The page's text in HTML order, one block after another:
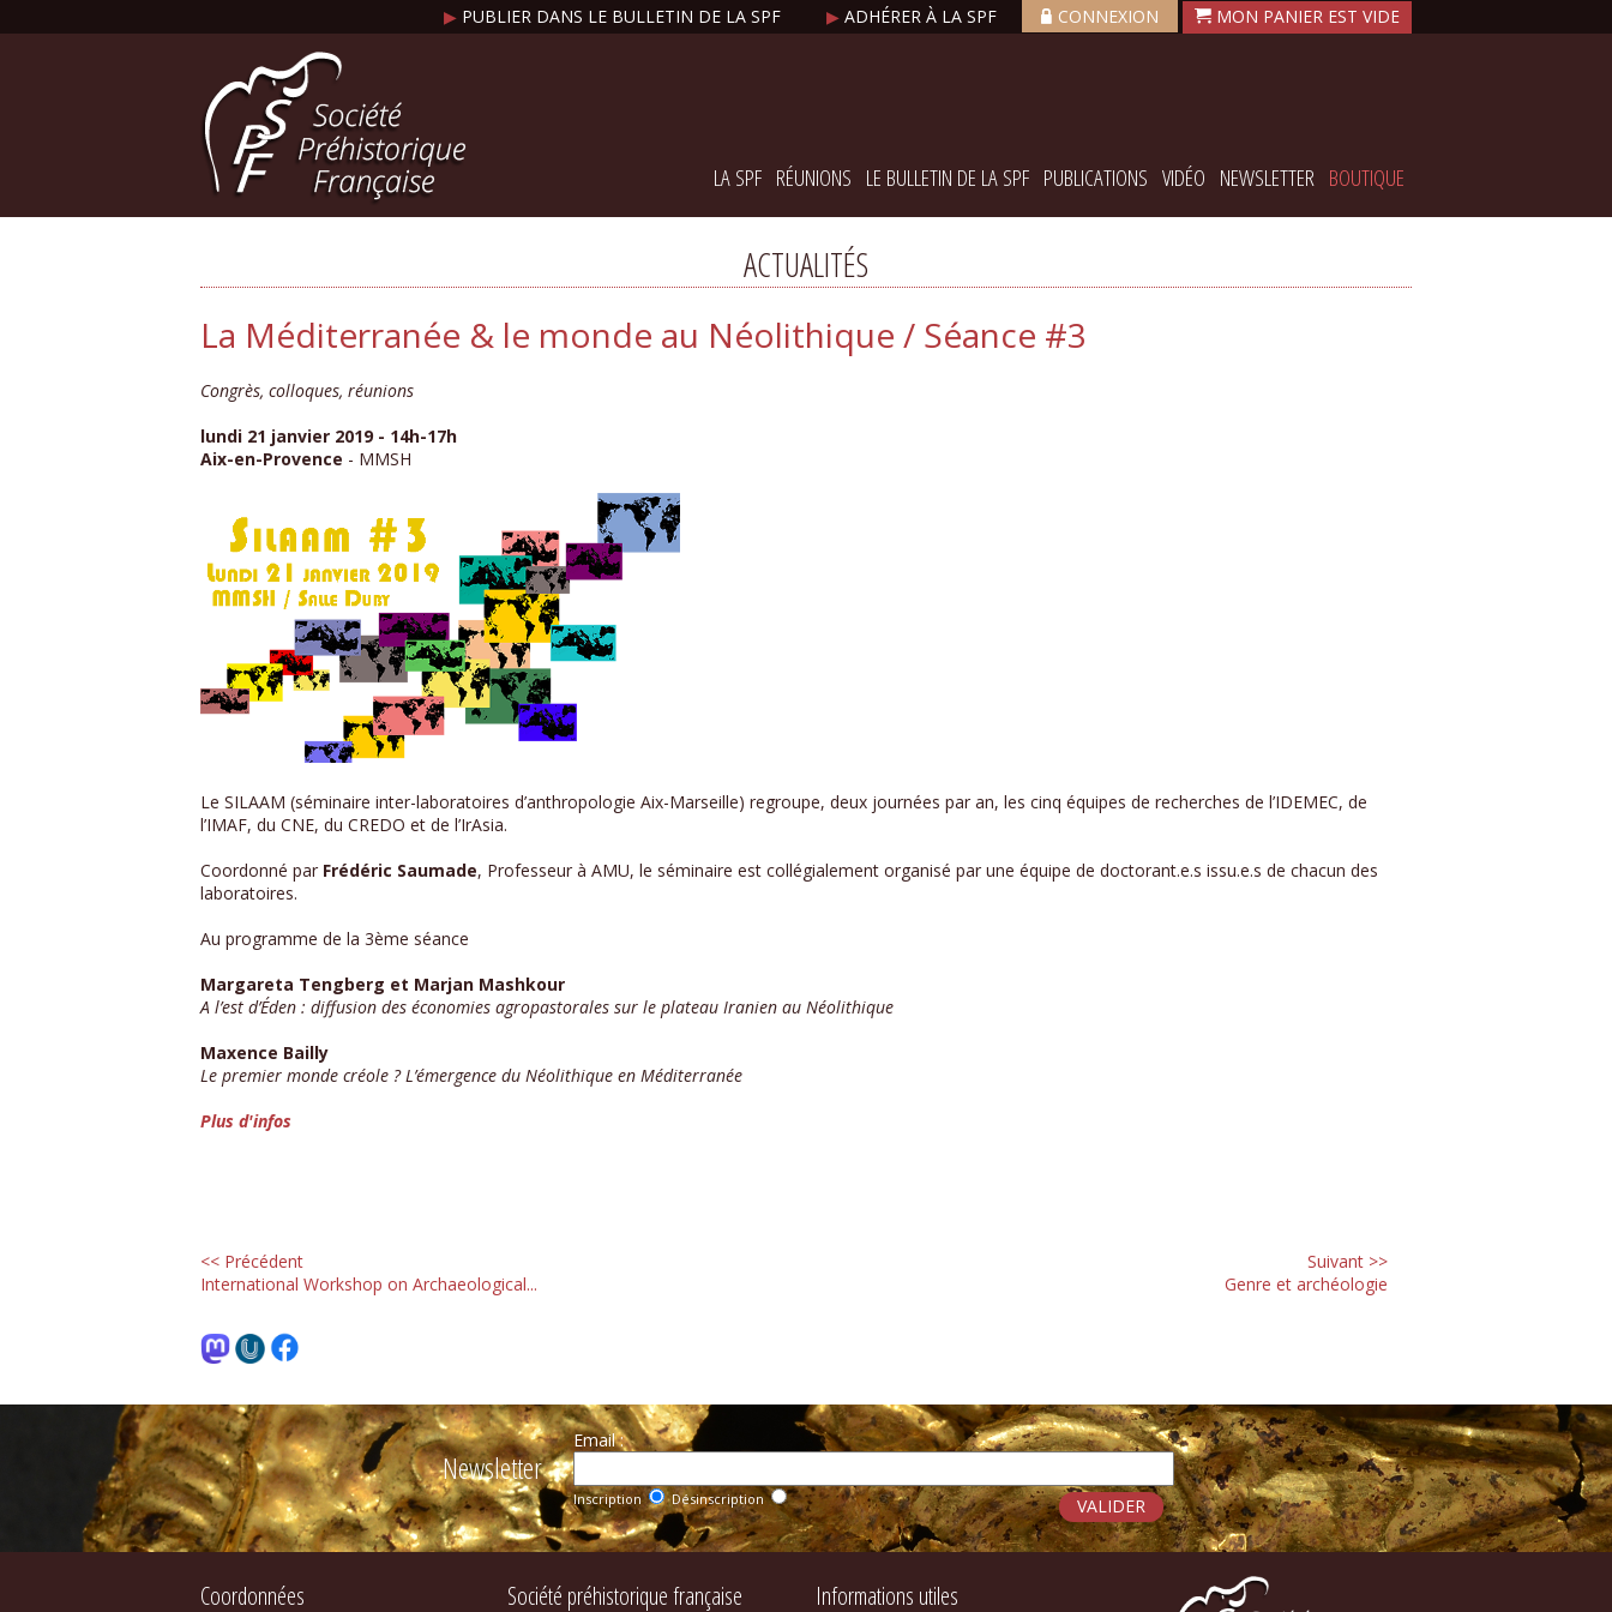
▶ PUBLIER DANS LE BULLETIN DE LA SPF ▶ ADHÉRER À LA SPF CONNEXION
LA SPF RÉUNIONS LE BULLETIN DE LA SPF PUBLICATIONS VIDÉO NEWSLETTER BOUTIQUE
ACTUALITÉS
La Méditerranée & le monde au Néolithique / Séance #3
Congrès, colloques, réunions
lundi 21 janvier 2019 - 14h-17h
Aix-en-Provence - MMSH
Le SILAAM (séminaire inter-laboratoires d’anthropologie Aix-Marseille) regroupe, deux journées par an, les cinq équipes de recherches de l’IDEMEC, de
l’IMAF, du CNE, du CREDO et de l’IrAsia.
Coordonné par Frédéric Saumade, Professeur à AMU, le séminaire est collégialement organisé par une équipe de doctorant.e.s issu.e.s de chacun des
laboratoires.
Au programme de la 3ème séance
Margareta Tengberg et Marjan Mashkour
A l’est d’Éden : diffusion des économies agropastorales sur le plateau Iranien au Néolithique
Maxence Bailly
Le premier monde créole ? L’émergence du Néolithique en Méditerranée
Plus d'infos
<< Précédent
International Workshop on Archaeological...
Suivant >>
Genre et archéologie
Newsletter
Email :
Inscription Désinscription
Coordonnées Société préhistorique française Informations utiles